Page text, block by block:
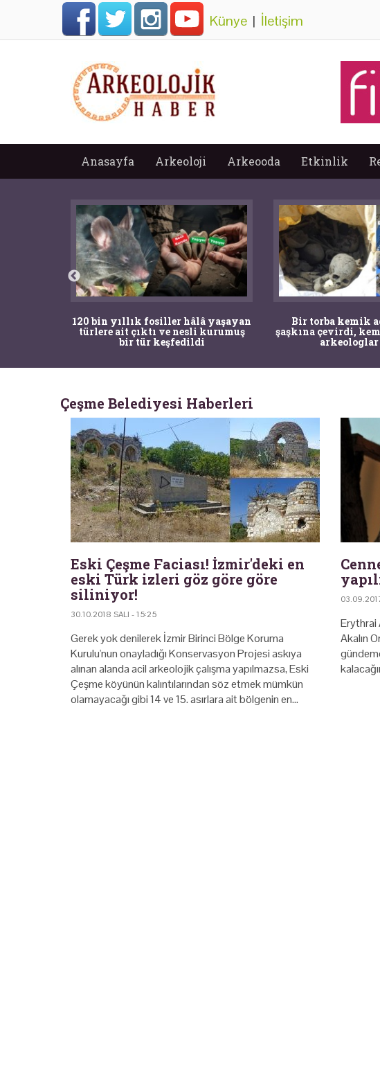
Künye | İletişim
Anasayfa Arkeoloji Arkeooda Etkinlik
120 bin yıllık fosiller hâlâ yaşayan
türlere ait çıktı ve nesli kurumuş
bir tür keşfedildi
Bir torba kemik
şaşkına çevirdi,
arkeologlar
Çeşme Belediyesi Haberleri
Eski Çeşme Faciası! İzmir'deki en
eski Türk izleri göz göre göre
siliniyor!
30.10.2018 SALI - 15:25
Gerek yok denilerek İzmir Birinci Bölge Koruma
Kurulu'nun onayladığı Konservasyon Projesi askıya
alınan alanda acil arkeolojik çalışma yapılmazsa, Eski
Çeşme köyünün kalıntılarından söz etmek mümkün
olamayacağı gibi 14 ve 15. asırlara ait bölgenin en…
Erythrai
Akalın